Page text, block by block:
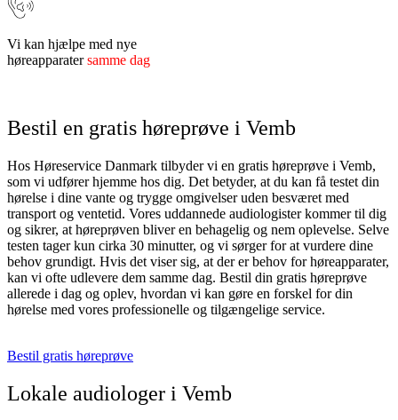
Vi kan hjælpe med nye
høreapparatersamme dag
Bestil en gratis høreprøve i Vemb
Hos Høreservice Danmark tilbyder vi en gratis høreprøve i Vemb,
som vi udfører hjemme hos dig. Det betyder, at du kan få testet din
hørelse i dine vante og trygge omgivelser uden besværet med
transport og ventetid. Vores uddannede audiologister kommer til dig
og sikrer, at høreprøven bliver en behagelig og nem oplevelse. Selve
testen tager kun cirka 30 minutter, og vi sørger for at vurdere dine
behov grundigt. Hvis det viser sig, at der er behov for høreapparater,
kan vi ofte udlevere dem samme dag. Bestil din gratis høreprøve
allerede i dag og oplev, hvordan vi kan gøre en forskel for din
hørelse med vores professionelle og tilgængelige service.
Bestil gratis høreprøve
Lokale audiologer i Vemb